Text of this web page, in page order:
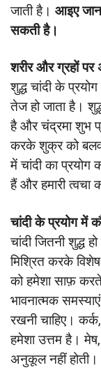
जाती है। आइए
सकती है।
शरीर और ग्रहों पर
शुद्ध चांदी के
तेज हो जाता है।
है और चंद्रमा शुभ
करके शुक्र को
में चांदी का प्रयोग
हैं और हमारी त्वचा
चांदी के प्रयोग में
चांदी जितनी शुद्ध
मिश्रित करके
को हमेशा साफ़
भावनात्मक
रखनी चाहिए।
हमेशा उत्तम है।
अनुकूल नहीं होती।